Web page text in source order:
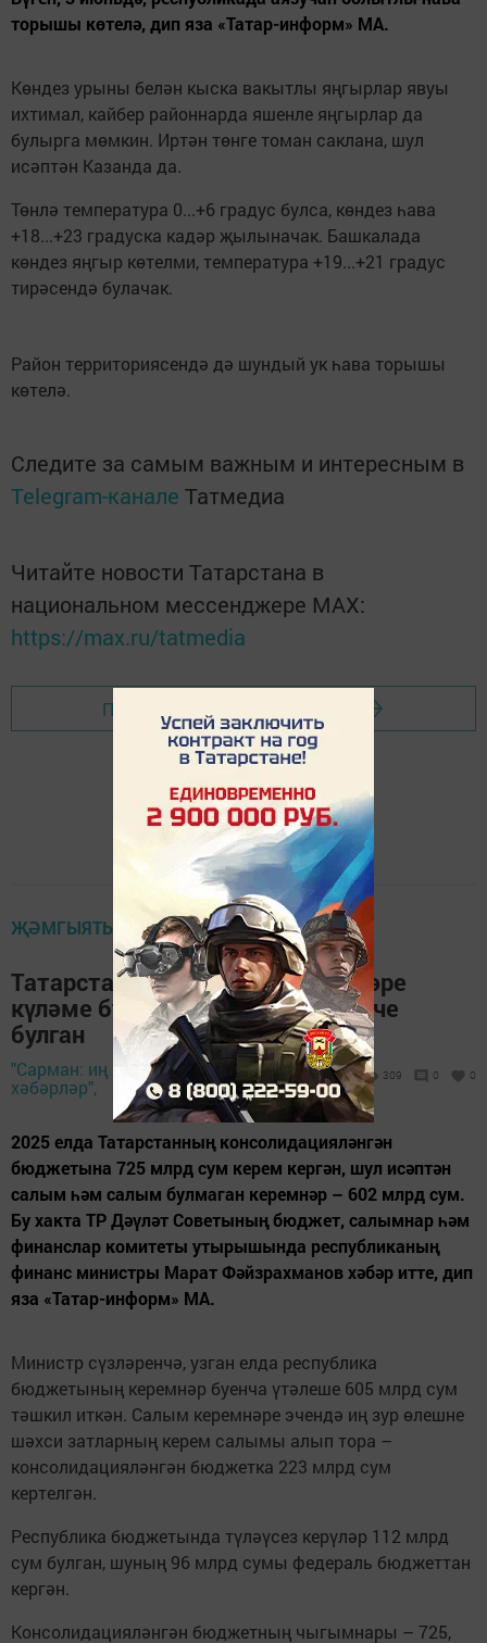
торышы көтелә, дип яза «Татар-информ» МА.
Көндез урыны белән кыска вакытлы яңгырлар явуы
ихтимал, кайбер районнарда яшенле яңгырлар да
булырга мөмкин. Иртән төнге томан саклана, шул
исәптән Казанда да.
Төнлә температура 0...+6 градус булса, көндез һава
+18...+23 градуска кадәр җылыначак. Башкалада
көндез яңгыр көтелми, температура +19...+21 градус
тирәсендә булачак.
Район территориясендә дә шундый ук һава торышы
көтелә.
Следите за самым важным и интересным в
Telegram-канале Татмедиа
Читайте новости Татарстана в
национальном мессенджере MАХ:
https://max.ru/tatmedia
Перейти на страницу новости
ҖӘМГЫЯТЬ
Татарстан 2025 елда үз керемнәре
күләме буенча Россиядә дүртенче
булган
"Сарман: иң яңа
хәбәрләр",
2 июнь 2026 -
15:44
309 0 0
2025 елда Татарстанның консолидацияләнгән
бюджетына 725 млрд сум керем кергән, шул исәптән
салым һәм салым булмаган керемнәр – 602 млрд сум.
Бу хакта ТР Дәүләт Советының бюджет, салымнар һәм
финанслар комитеты утырышында республиканың
финанс министры Марат Фәйзрахманов хәбәр итте, дип
яза «Татар-информ» МА.
Министр сүзләренчә, узган елда республика
бюджетының керемнәр буенча үтәлеше 605 млрд сум
тәшкил иткән. Салым керемнәре эчендә иң зур өлешне
шәхси затларның керем салымы алып тора –
консолидацияләнгән бюджетка 223 млрд сум
кертелгән.
Республика бюджетында түләүсез керүләр 112 млрд
сум булган, шуның 96 млрд сумы федераль бюджеттан
кергән.
Консолидацияләнгән бюджетның чыгымнары – 725,